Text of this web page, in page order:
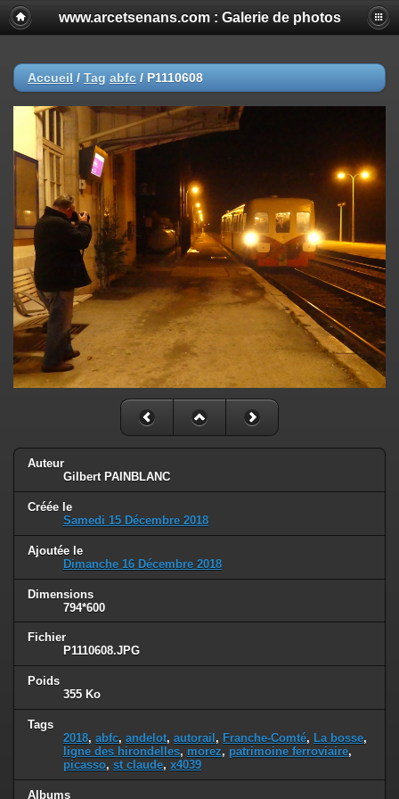
www.arcetsenans.com : Galerie de photos
Accueil / Tag abfc / P1110608
Auteur
Gilbert PAINBLANC
Créée le
Samedi 15 Décembre 2018
Ajoutée le
Dimanche 16 Décembre 2018
Dimensions
794*600
Fichier
P1110608.JPG
Poids
355 Ko
Tags
2018, abfc, andelot, autorail , Franche-Comté, La bosse,
ligne des hirondelles, morez, patrimoine ferroviaire,
picasso, st claude, x4039
Albums